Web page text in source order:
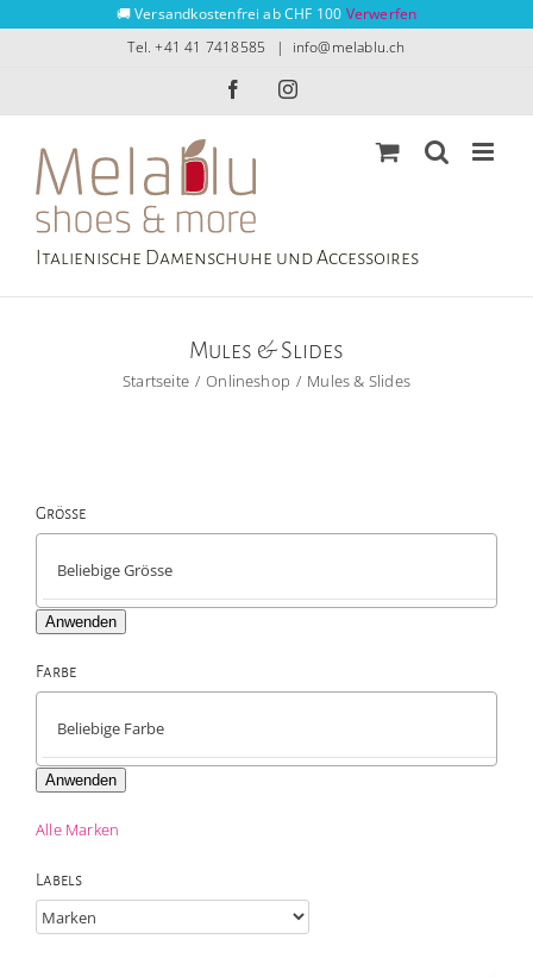
🚚 Versandkostenfrei ab CHF 100 Verwerfen
Tel. +41 41 7418585 | info@melablu.ch
FacebookInstagram
Italienische Damenschuhe und Accessoires
Mules & Slides
Startseite Onlineshop Mules & Slides
Grösse
Anwenden
Farbe
Anwenden
Alle Marken
Labels